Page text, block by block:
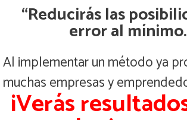
“Reducirás las
error al
Al implementar un método ya
muchas empresas y
¡Verás